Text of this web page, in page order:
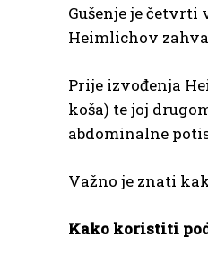
Gušenje je četvrti
Heimlichov
Prije izvođenja
koša) te joj
abdominalne
Važno je znati
Kako koristiti